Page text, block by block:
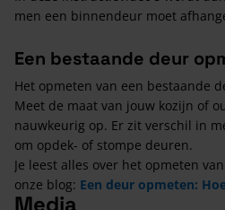
men een binnendeur moet
Een bestaande deur
Het opmeten van een bestaande
Meet de maat van jouw kozijn of
nauwkeurig op. Er zit verschil in
om opdek- of stompe deuren.
Je leest alles over het opmeten
onze blog: Een deur opmeten:
Media